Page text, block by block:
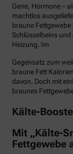
Gene, Hormone –
machtlos
braune Fettgewebe
Schlüsselbeins
Heizung. Im
Gegensatz zum
braune Fett
davon. Doch mit
braunes
Kälte-
Mit „Kälte-
Fettgewebe